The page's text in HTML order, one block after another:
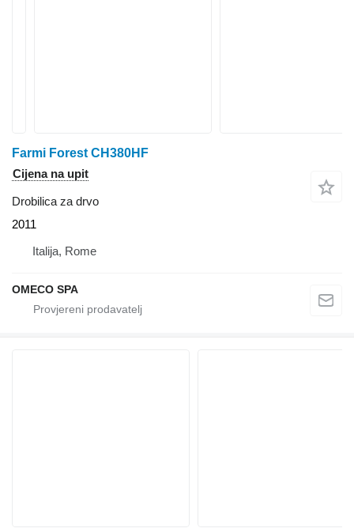
Farmi Forest CH380HF
Cijena na upit
Drobilica za drvo
2011
Italija, Rome
OMECO SPA